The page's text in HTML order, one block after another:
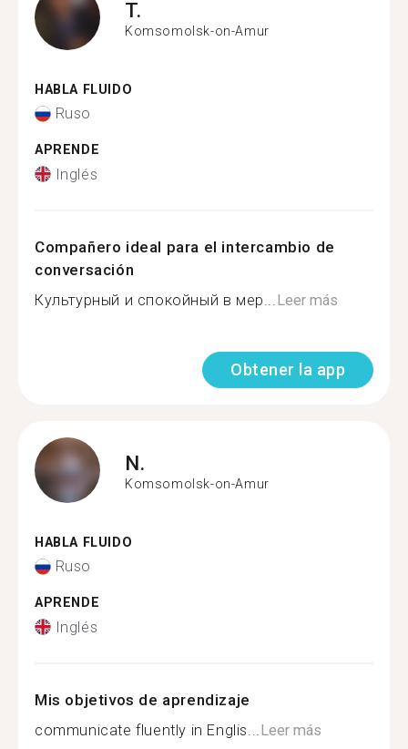
T.
Komsomolsk-on-Amur
HABLA FLUIDO
Ruso
APRENDE
Inglés
Compañero ideal para el intercambio de
conversación
Культурный и спокойный в мер... Leer más
Obtener la app
N.
Komsomolsk-on-Amur
HABLA FLUIDO
Ruso
APRENDE
Inglés
Mis objetivos de aprendizaje
communicate fluently in Englis... Leer más